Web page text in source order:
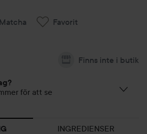
Matcha Favorit
Finns inte i butik
för att se
INGREDIENSER